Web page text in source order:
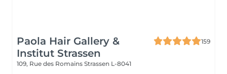
Paola Hair Gallery &
Institut Strassen
159
109, Rue des Romains Strassen L-8041